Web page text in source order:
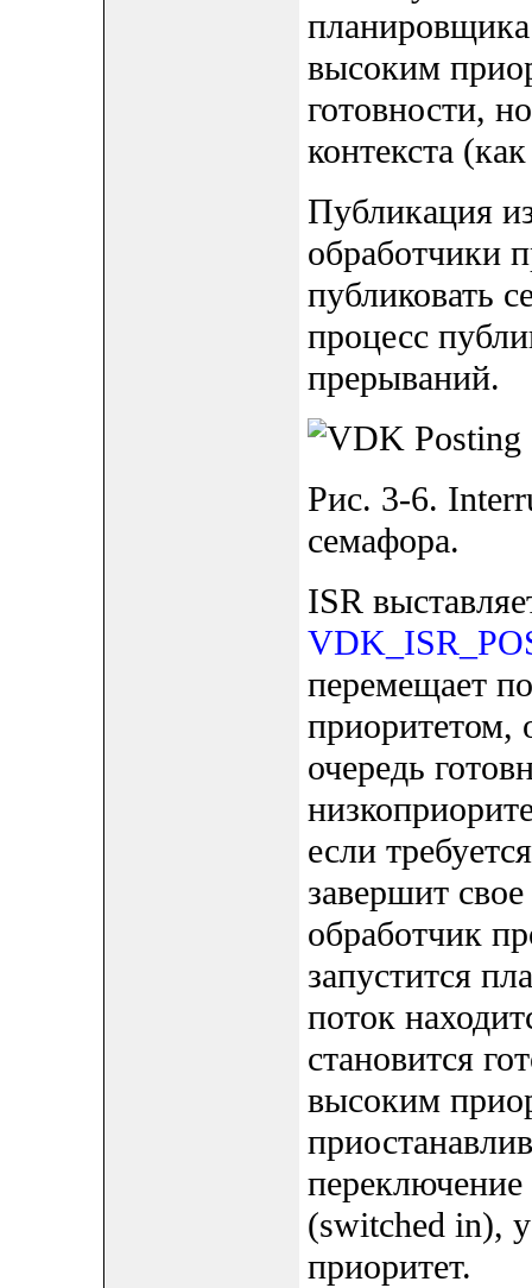
высоким
готовности,
контекста
Публикация
обработчики
публиковать
процесс
прерываний.
Рис. 3-6.
семафора.
ISR
перемещает
очередь
если
завершит
обработчик
запустится
поток
становится
высоким
переключение
(switched in),
приоритет.